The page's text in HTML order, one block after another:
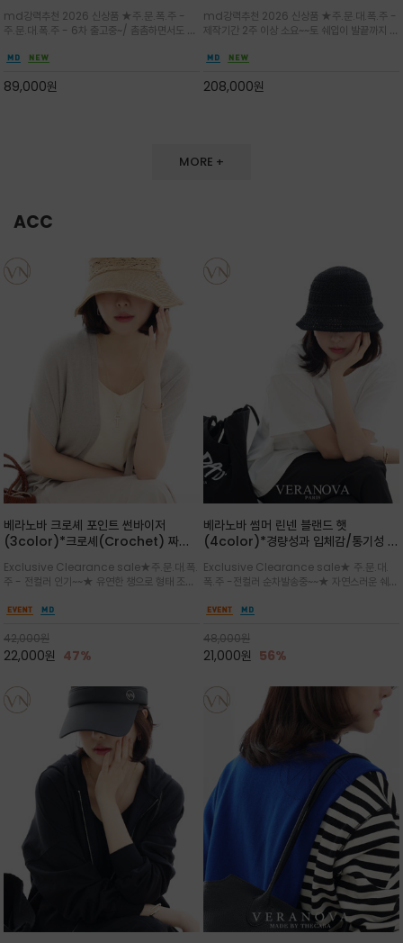
라이크 배색이 조화롭게 어우러진 탑핸
들 숄더백
md강력추천 2026 신상품 ★주.문.폭.주 -
주.문.대.폭.주 - 6차 출고중~/ 촘촘하면서도 입
만들며 부드러운 곡선의 바스켓 실루엣에 넉넉한
양한 연출이
89,000원
스럽게 밝혀주는 슬링백 플랫슈
md강력추천 2026 신상품 ★주.문.대.폭.주 -
제작기간 2주 이상 소요~~토 쉐입이 발끝까지 세
끔한 디자인과 베이직한 컬러감으로 높은 활용도
일까지 두루 잘 어울리는 활2
208,000원
MORE +
ACC
베라노바 크로셰 포인트 썬바이저
(3color)*크로셰(Crochet) 짜임
미닌한 무드를 연출/벨크로 타입이라 휴
대도 간편
Exclusive Clearance sale★주.문.대.폭.
주 - 전컬러 인기~~★ 유연한 챙으로 형태 조절
말아 휴대하기 좋고, 챙의 모양을 살짝 바꿀 수 있
용성을 모두 갖춘 아이템
42,000원
22,000원 47%
베라노바 썸머 린넨 블랜드 햇
(4color)*경량성과 입체감/통기성 좋
쾌적하게 착용/ 뒷트임 있어서 헤어스타
일링에도 편하게 쓰실수 있습니다
Exclusive Clearance sale★ 주.문.대.
폭.주 -전컬러 순차발송중~~★ 자연스러운 쉐입
련된 포인트/베이직한 컬러 구성으로 어떤 스타
용도 높은 아이템
48,000원
21,000원 56%